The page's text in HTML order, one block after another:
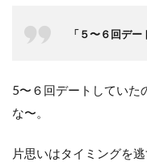
「５〜６回デ
5〜６回デートしていた
な〜。
片思いはタイミングを